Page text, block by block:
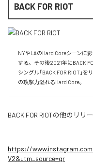
BACK FOR RIOT
NYやLAのHard Coreシーンに
する。その後2021年にBACK
シングル「BACK FOR RIOT」
の攻撃力溢れるHard Core。
BACK FOR RIOTの他のリリー
https://
V2&utm_source=qr